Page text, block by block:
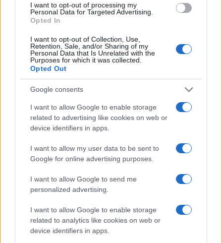
I want to opt-out of processing my
Personal Data for Targeted Advertising.
Opted In
I want to opt-out of Collection, Use,
Retention, Sale, and/or Sharing of my
Personal Data that Is Unrelated with the
Purposes for which it was collected.
Opted Out
Google consents
I want to allow Google to enable storage
related to advertising like cookies on web or
device identifiers in apps.
I want to allow my user data to be sent to
Google for online advertising purposes.
I want to allow Google to send me
personalized advertising.
I want to allow Google to enable storage
related to analytics like cookies on web or
device identifiers in apps.
Copenhagen Fashion Week SS27: le novità che stanno
rivoluzionando la moda
Cristian Castiglioni · 8 Ago 2026
LIFESTYLE
Scopri Rocca San Giovanni, il borgo abruzzese tra
mare e storia